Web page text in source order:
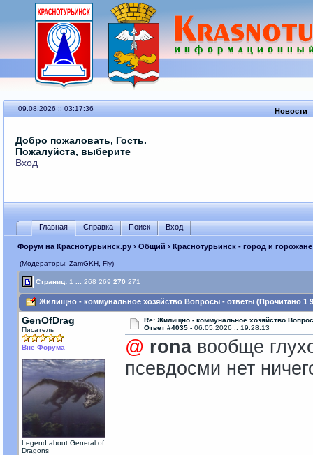
09.08.2026 :: 03:17:36 Новости
Добро пожаловать, Гость.
Пожалуйста, выберите
Вход
Главная Справка Поиск Вход
Форум на Краснотурьинск.ру› Общий › Краснотурьинск - город и горожане
(Модераторы: ZamGKH, Fly)
Страниц: 1 268 269 270 271
Жилищно - коммунальное хозяйство Вопросы - ответы (Прочитано 1
GenOfDrag
Писатель
Вне Форума
Legend about General of
Dragons
Re: Жилищно - коммунальное хозяйство
Ответ #4035 - 06.05.2026 :: 19:28:13
@ ronaвообще
псевдосми нет